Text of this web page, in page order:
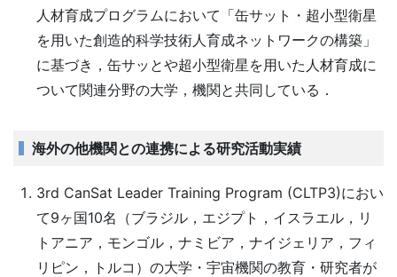
人材育成プログラムにおいて「缶サット・超小型衛星
を用いた創造的科学技術人育成ネットワークの構築」
に基づき，缶サッとや超小型衛星を用いた人材育成に
ついて関連分野の大学，機関と共同している．
海外の他機関との連携による研究活動実績
3rd CanSat Leader Training Program (CLTP3)におい
て9ヶ国10名（ブラジル，エジプト，イスラエル，リ
トアニア，モンゴル，ナミビア，ナイジェリア，フィ
リピン，トルコ）の大学・宇宙機関の教育・研究者が